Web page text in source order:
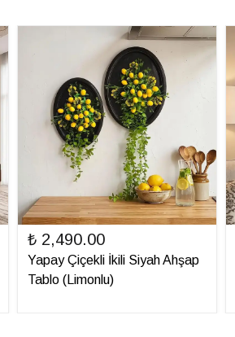
₺ 2,490.00
Yapay Çiçekli İkili Siyah Ahşap
Tablo (Limonlu)